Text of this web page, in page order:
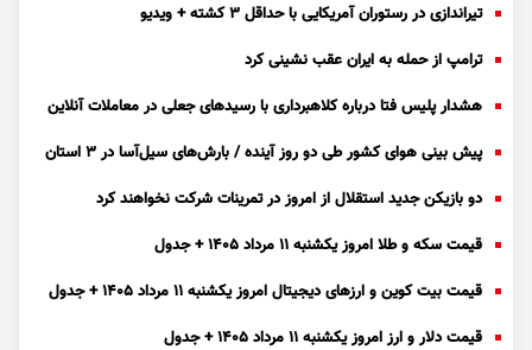
تیراندازی در رستوران آمریکایی با حداقل ۳ کشته + ویدیو
ترامپ از حمله به ایران عقب نشینی کرد
هشدار پلیس فتا درباره کلاهبرداری با رسید‌های جعلی در معاملات آنلاین
پیش بینی هوای کشور طی دو روز آینده / بارش‌های سیل‌آسا در ۳ استان
دو بازیکن جدید استقلال از امروز در تمرینات شرکت نخواهند کرد
قیمت سکه و طلا امروز یکشنبه ۱۱ مرداد ۱۴۰۵ + جدول
قیمت بیت کوین و ارز‌های دیجیتال امروز یکشنبه ۱۱ مرداد ۱۴۰۵ + جدول
قیمت دلار و ارز امروز یکشنبه ۱۱ مرداد ۱۴۰۵ + جدول